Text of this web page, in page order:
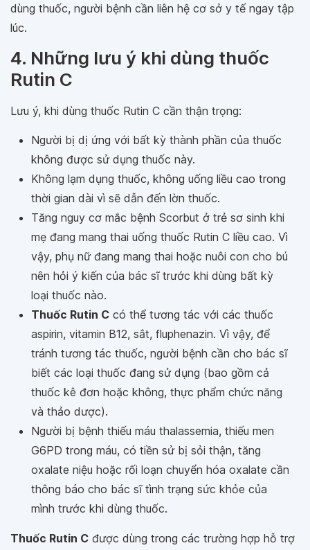
dùng thuốc, người bệnh cần liên hệ cơ sở y tế ngay tập
lúc.
4. Những lưu ý khi dùng thuốc
Rutin C
Lưu ý, khi dùng thuốc Rutin C cần thận trọng:
Người bị dị ứng với bất kỳ thành phần của thuốc
không được sử dụng thuốc này.
Không lạm dụng thuốc, không uống liều cao trong
thời gian dài vì sẽ dẫn đến lờn thuốc.
Tăng nguy cơ mắc bệnh Scorbut ở trẻ sơ sinh khi
mẹ đang mang thai uống thuốc Rutin C liều cao. Vì
vậy, phụ nữ đang mang thai hoặc nuôi con cho bú
nên hỏi ý kiến của bác sĩ trước khi dùng bất kỳ
loại thuốc nào.
Thuốc Rutin C có thể tương tác với các thuốc
aspirin, vitamin B12, sắt, fluphenazin. Vì vậy, để
tránh tương tác thuốc, người bệnh cần cho bác sĩ
biết các loại thuốc đang sử dụng (bao gồm cả
thuốc kê đơn hoặc không, thực phẩm chức năng
và thảo dược).
Người bị bệnh thiếu máu thalassemia, thiếu men
G6PD trong máu, có tiền sử bị sỏi thận, tăng
oxalate niệu hoặc rối loạn chuyển hóa oxalate cần
thông báo cho bác sĩ tình trạng sức khỏe của
mình trước khi dùng thuốc.
Thuốc Rutin C được dùng trong các trường hợp hỗ trợ